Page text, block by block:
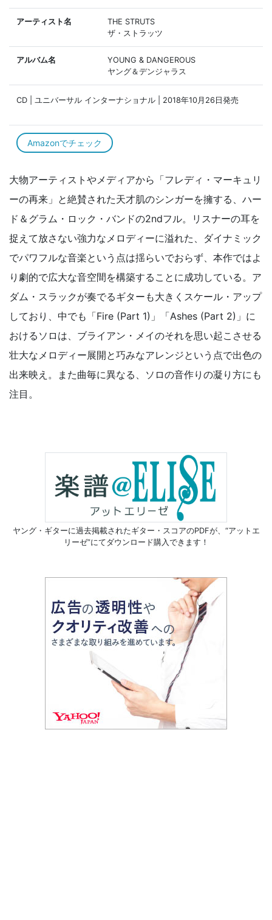
アーティスト名
THE STRUTS
ザ・ストラッツ
アルバム名
YOUNG & DANGEROUS
ヤング＆デンジャラス
CD | ユニバーサル インターナショナル | 2018年10月26日発売
Amazonでチェック
大物アーティストやメディアから「フレディ・マーキュリ
ーの再来」と絶賛された天才肌のシンガーを擁する、ハー
ド＆グラム・ロック・バンドの2ndフル。リスナーの耳を
捉えて放さない強力なメロディーに溢れた、ダイナミック
でパワフルな音楽という点は揺らいでおらず、本作ではよ
り劇的で広大な音空間を構築することに成功している。ア
ダム・スラックが奏でるギターも大きくスケール・アップ
しており、中でも「Fire (Part 1)」「Ashes (Part 2)」に
おけるソロは、ブライアン・メイのそれを思い起こさせる
壮大なメロディー展開と巧みなアレンジという点で出色の
出来映え。また曲毎に異なる、ソロの音作りの凝り方にも
注目。
ヤング・ギターに過去掲載されたギター・スコアのPDFが、 “アットエ
リーゼ”にてダウンロード購入できます！